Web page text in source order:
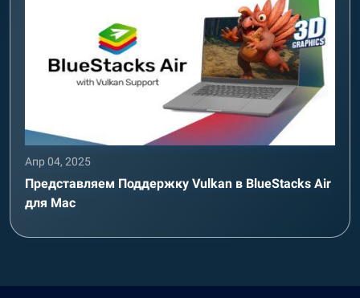
Апр 04, 2025
Представляем Поддержку Vulkan в BlueStacks Air
для Mac